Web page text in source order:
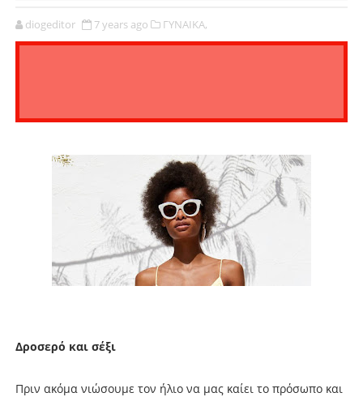
diogeditor 7 years ago ΓΥΝΑΙΚΑ,
Δροσερό και σέξι
Πριν ακόμα νιώσουμε τον ήλιο να μας καίει το πρόσωπο και